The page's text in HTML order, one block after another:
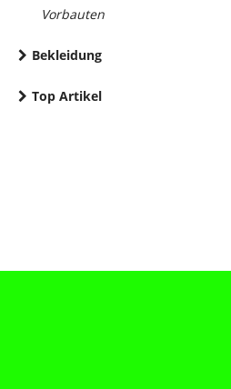
Vorbauten
Bekleidung
Top Artikel